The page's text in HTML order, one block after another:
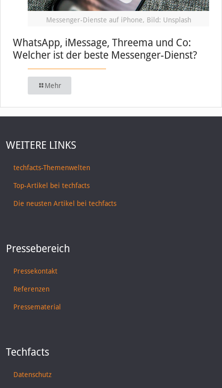
Messenger-Dienste auf iPhone, Bild: Unsplash
WhatsApp, iMessage, Threema und Co:
Welcher ist der beste Messenger-Dienst?
Mehr
WEITERE LINKS
techfacts-Themenwelten
Top-Artikel bei techfacts
Die neusten Artikel bei techfacts
Pressebereich
Pressekontakt
Referenzen
Pressematerial
Techfacts
Datenschutz